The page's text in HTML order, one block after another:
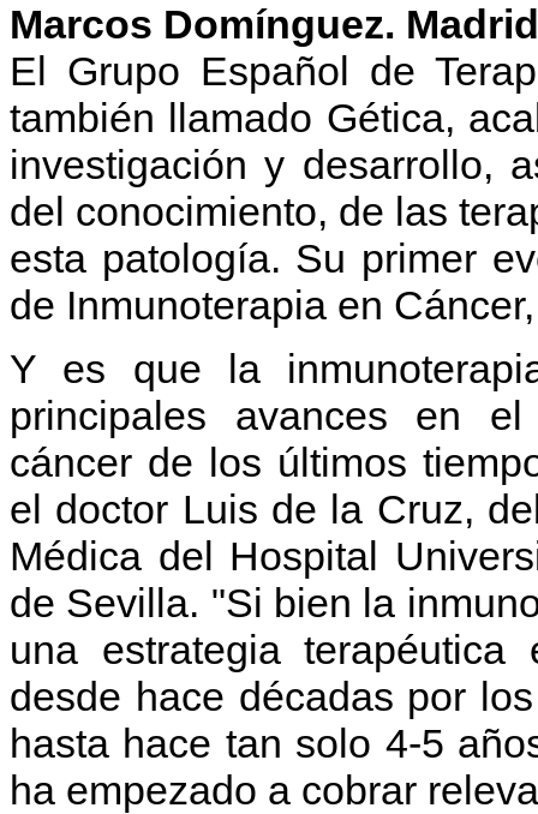
Marcos Domínguez. Madrid
El Grupo Español de
también llamado Gética,
investigación y desarrollo,
del conocimiento, de las
esta patología. Su primer
de Inmunoterapia en
Y es que la
principales avances en
cáncer de los últimos
el doctor Luis de la Cruz,
Médica del Hospital
de Sevilla. "Si bien la
una estrategia terapéutica
desde hace décadas por
hasta hace tan solo 4-5
ha empezado a cobrar